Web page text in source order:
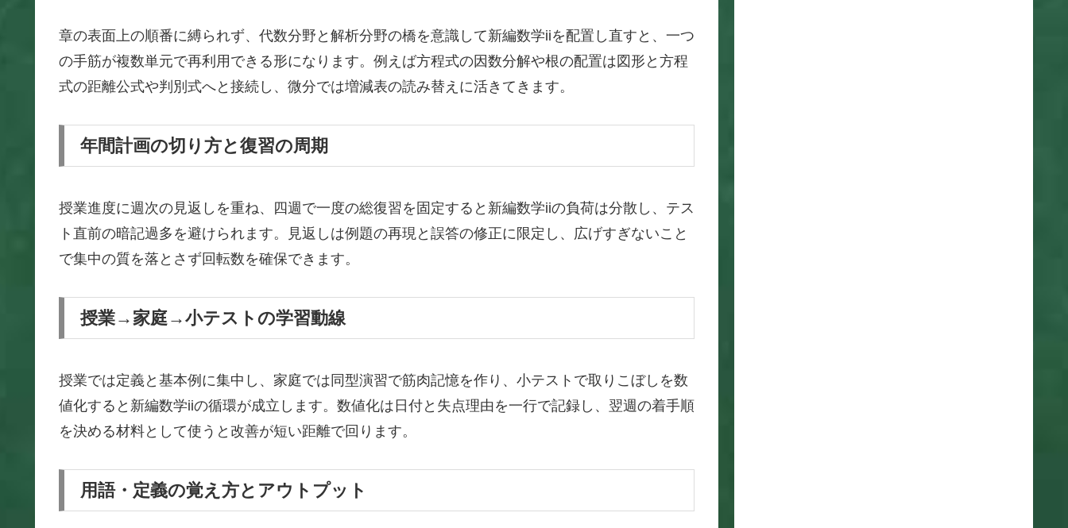
章の表面上の順番に縛られず、代数分野と解析分野の橋を意識して新編数学iiを配置し直すと、一つ
の手筋が複数単元で再利用できる形になります。例えば方程式の因数分解や根の配置は図形と方程
式の距離公式や判別式へと接続し、微分では増減表の読み替えに活きてきます。
年間計画の切り方と復習の周期
授業進度に週次の見返しを重ね、四週で一度の総復習を固定すると新編数学iiの負荷は分散し、テス
ト直前の暗記過多を避けられます。見返しは例題の再現と誤答の修正に限定し、広げすぎないこと
で集中の質を落とさず回転数を確保できます。
授業→家庭→小テストの学習動線
授業では定義と基本例に集中し、家庭では同型演習で筋肉記憶を作り、小テストで取りこぼしを数
値化すると新編数学iiの循環が成立します。数値化は日付と失点理由を一行で記録し、翌週の着手順
を決める材料として使うと改善が短い距離で回ります。
用語・定義の覚え方とアウトプット